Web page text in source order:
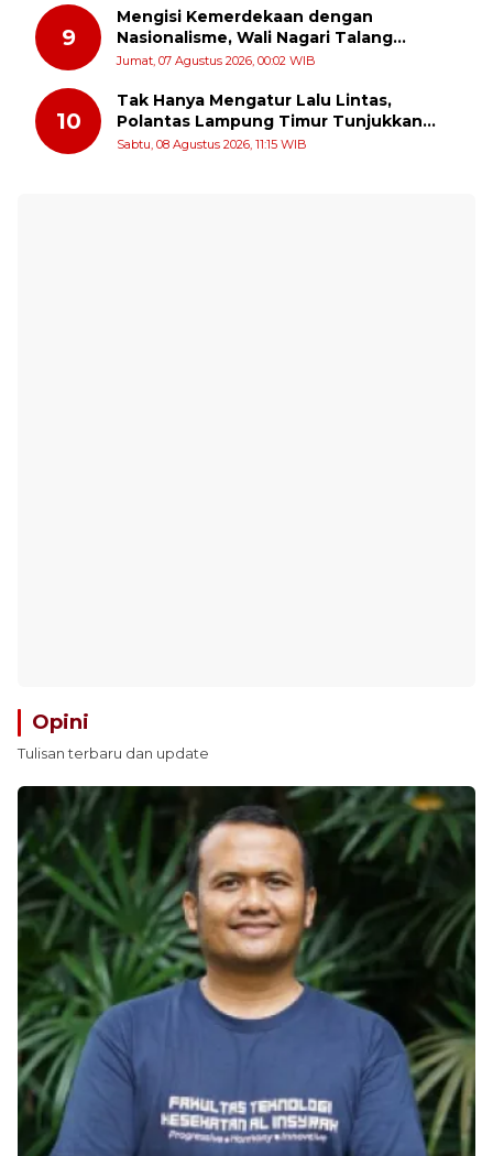
9
Mengisi Kemerdekaan dengan
Nasionalisme, Wali Nagari Talang
Serukan Pengibaran Bendera Merah
Jumat, 07 Agustus 2026, 00:02 WIB
10
Tak Hanya Mengatur Lalu Lintas,
Polantas Lampung Timur Tunjukkan
Kepedulian Sosial
Sabtu, 08 Agustus 2026, 11:15 WIB
Opini
Tulisan terbaru dan update